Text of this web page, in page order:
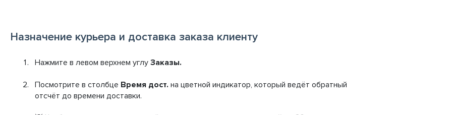
Назначение курьера и доставка заказа клиенту
Нажмите в левом верхнем углу Заказы.
Посмотрите в столбце Время дост. на цветной индикатор, который ведёт обратный
отсчёт до времени доставки.